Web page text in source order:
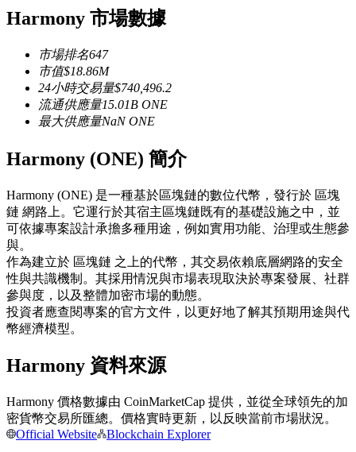
USDC永續
跟單
與頂尖交易專家同行
成為跟單交易員
坐享盈利分成和跟單分傭
Harmony 市場數據
市場排名647
市值$18.86M
24小時交易量$740,496.2
流通供應量15.01B ONE
最大供應量NaN ONE
Harmony (ONE) 簡介
Harmony (ONE) 是一種基於區塊鏈的數位代幣，發行於 區塊
鏈 網路上。它運行於其宿主區塊鏈既有的基礎設施之中，並
可依據專案設計承擔多種用途，例如實用功能、治理或生態參
與。
作為建立於 區塊鏈 之上的代幣，其交易依賴底層網路的安全
性與共識機制。其採用情況與市場表現取決於專案發展、社群
參與度，以及整體加密市場的動態。
投資者應查閱專案的官方文件，以更好地了解其預期用途與代
幣經濟模型。
Harmony 資料來源
Harmony 價格數據由 CoinMarketCap 提供，並從全球領先的加
密貨幣交易所匯總。價格實時更新，以反映當前市場狀況。
Official Website
Blockchain Explorer